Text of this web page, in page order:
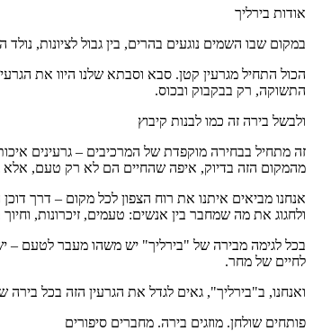
אודות בירליך
במקום שבו השמים נוגעים בהרים, בין גבול לציונות,
הכול התחיל מגרעין קטן. סבא וסבתא שלנו היוו את
התשוקה, רק בבקבוק ובכוס.
ולבשל בירה זה כמו לבנות קיבוץ
זה מתחיל בבחירה מוקפדת של המרכיבים – גרעינים
מהמקום הזה בדיוק, איפה שהחיים הם לא רק טעם, אלא
אנחנו מביאים איתנו את רוח הצפון לכל מקום – דרך
ולחגוג את מה שמחבר בין אנשים: טעמים, זיכרונות, וחיוך
בכל לגימה מבירה של "בירליך" יש משהו מעבר לטעם
לחיים של מחר.
ואנחנו, ב"בירליך", גאים לגדל את הגרעין הזה בכל
פותחים שולחן. מוזגים בירה. מחברים סיפורים